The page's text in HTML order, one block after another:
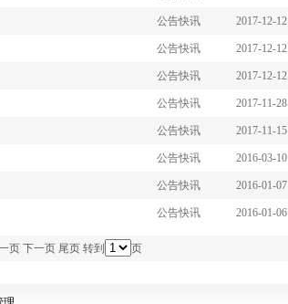
公告快讯 2017-12-12
公告快讯 2017-12-12
公告快讯 2017-12-12
公告快讯 2017-11-28
公告快讯 2017-11-15
公告快讯 2016-03-10
公告快讯 2016-01-07
公告快讯 2016-01-06
页 下一页 尾页 转到 页